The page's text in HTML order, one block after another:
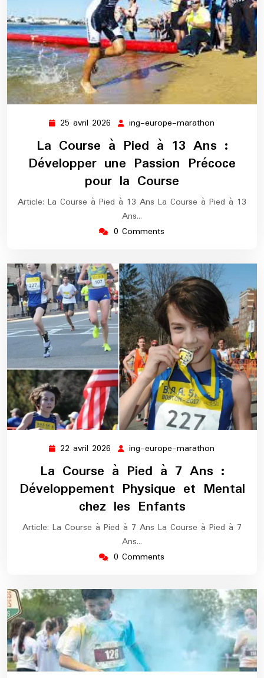
25 avril 2026 25
avril
2026
ing-europe-marathon
marathon
La Course à Pied à 13 Ans :
Développer une Passion Précoce
pour la Course
Article: La Course à Pied à 13 Ans La Course à Pied à 13
Ans…
0 Comments
22 avril 2026 22
avril
2026
ing-europe-marathon
marathon
La Course à Pied à 7 Ans :
Développement Physique et Mental
chez les Enfants
Article: La Course à Pied à 7 Ans La Course à Pied à 7
Ans…
0 Comments